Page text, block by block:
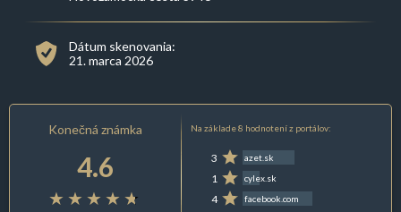
Dátum skenovania:
21. marca 2026
Konečná známka
4.6
Na základe 8 hodnotení z portálov:
3 azet.sk
1 cylex.sk
4 facebook.com